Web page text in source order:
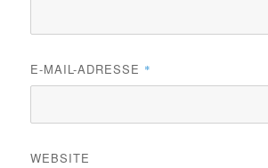
E-MAIL-ADRESSE *
WEBSITE